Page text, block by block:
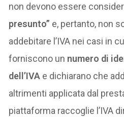
non devono essere
presunto” e, pertanto, non
addebitare l’IVA nei casi in
forniscono un numero di
dell’IVA e dichiarano che
altrimenti applicata dal
piattaforma raccoglie l’IVA